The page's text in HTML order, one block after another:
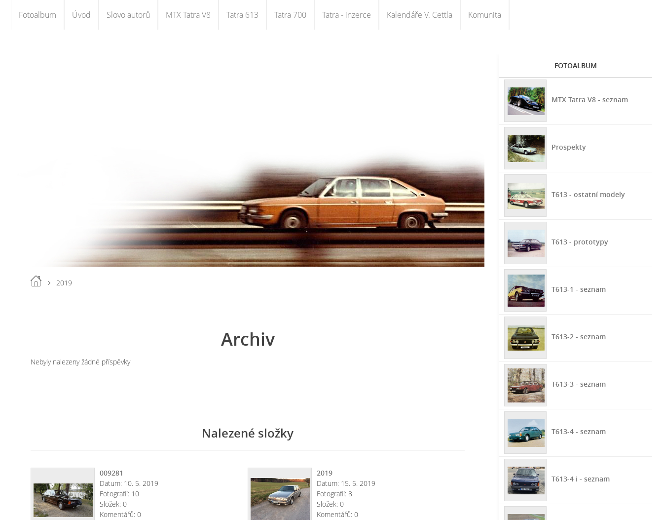
Fotoalbum Úvod Slovo autorů MTX Tatra V8 Tatra 613 Tatra 700 Tatra - inzerce Kalendáře V. Cettla Komunita
2019
Archiv
Nebyly nalezeny žádné příspěvky
Nalezené složky
009281
Datum: 10. 5. 2019
Fotografií: 10
Složek: 0
Komentářů: 0
2019
Datum: 15. 5. 2019
Fotografií: 8
Složek: 0
Komentářů: 0
FOTOALBUM
MTX Tatra V8 - seznam
Prospekty
T613 - ostatní modely
T613 - prototypy
T613-1 - seznam
T613-2 - seznam
T613-3 - seznam
T613-4 - seznam
T613-4 i - seznam